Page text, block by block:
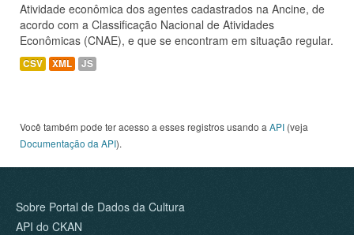
Atividade econômica dos agentes cadastrados na Ancine, de
acordo com a Classificação Nacional de Atividades
Econômicas (CNAE), e que se encontram em situação regular.
CSV XML JS
Você também pode ter acesso a esses registros usando a API (veja
Documentação da API).
Sobre Portal de Dados da Cultura
API do CKAN